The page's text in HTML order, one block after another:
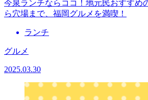
今泉ランチならココ！地元民おすすめ
ら穴場まで、福岡グルメを満喫！
ランチ
グルメ
2025.03.30